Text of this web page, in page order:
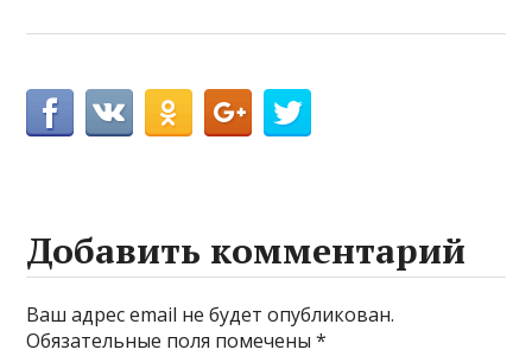
Добавить комментарий
Ваш адрес email не будет опубликован.
Обязательные поля помечены*